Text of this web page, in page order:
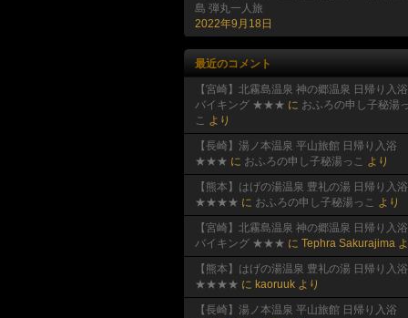
島 弾丸一人旅
2022年9月18日
最近のコメント
【宮崎】北霧島温泉 神の郷温泉 日帰り入
バイキング ★★★ に おふろの申し子秘湯っ
こ より
【長崎】湯ノ本温泉 平山旅館 日帰り入浴
★★★ に おふろの申し子秘湯っこ より
【熊本】はげの湯温泉 豊礼の湯 日帰り入浴
★★★★ に おふろの申し子秘湯っこ より
【宮崎】北霧島温泉 神の郷温泉 日帰り入
バイキング ★★★ に Tephra Sakurajima
【熊本】はげの湯温泉 豊礼の湯 日帰り入浴
★★★★ に kaoruuk より
【長崎】湯ノ本温泉 平山旅館 日帰り入浴